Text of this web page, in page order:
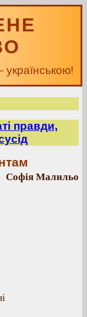
правди,
Софія Малильо